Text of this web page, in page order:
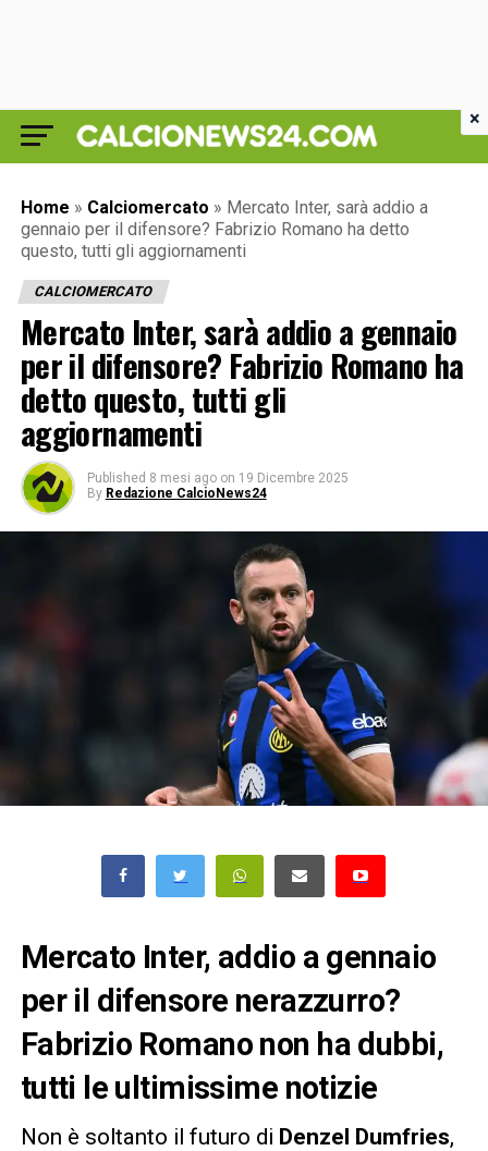
Home » Calciomercato » Mercato Inter, sarà addio a
gennaio per il difensore? Fabrizio Romano ha detto
questo, tutti gli aggiornamenti
CALCIOMERCATO
Mercato Inter, sarà addio a gennaio
per il difensore? Fabrizio Romano ha
detto questo, tutti gli
aggiornamenti
Published 8 mesi ago on 19 Dicembre 2025
By Redazione CalcioNews24
Mercato Inter, addio a gennaio
per il difensore nerazzurro?
Fabrizio Romano non ha dubbi,
tutti le ultimissime notizie
Non è soltanto il futuro di Denzel Dumfries,
×